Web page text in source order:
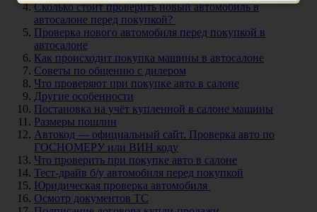
Сколько стоит проверить новый автомобиль в
автосалоне перед покупкой?
Проверка нового автомобиля перед покупкой в
автосалоне
Как происходит покупка машины в автосалоне
Советы по общению с дилером
Что проверяют при покупке авто в салоне
Другие особенности
Постановка на учёт купленной в салоне машины
Размеры пошлин
Автокод — официальный сайт. Проверка авто по
ГОСНОМЕРУ или ВИН коду
Что проверить при покупке авто в салоне
Тест-драйв б/у автомобиля перед покупкой
Юридическая проверка автомобиля
Осмотр документов ТС